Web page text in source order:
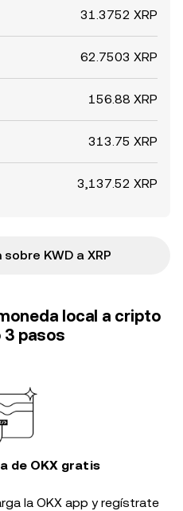
31.3752 XRP
62.7503 XRP
156.88 XRP
313.75 XRP
3,137.52 XRP
KWD a XRP
local a cripto
3 pasos
de OKX gratis
la OKX app y regístrate